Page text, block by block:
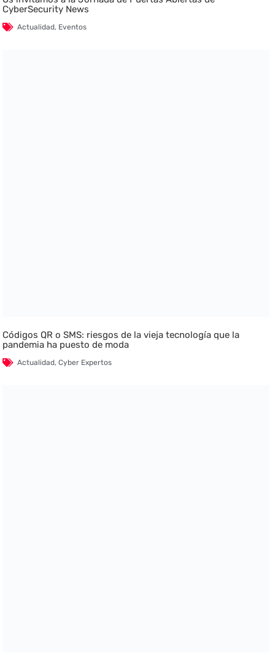
CyberSecurity News
Actualidad, Eventos
Códigos QR o SMS: riesgos de la vieja tecnología que la
pandemia ha puesto de moda
Actualidad,Cyber Expertos